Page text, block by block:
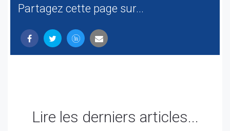
Partagez cette page sur...
Lire les derniers articles...